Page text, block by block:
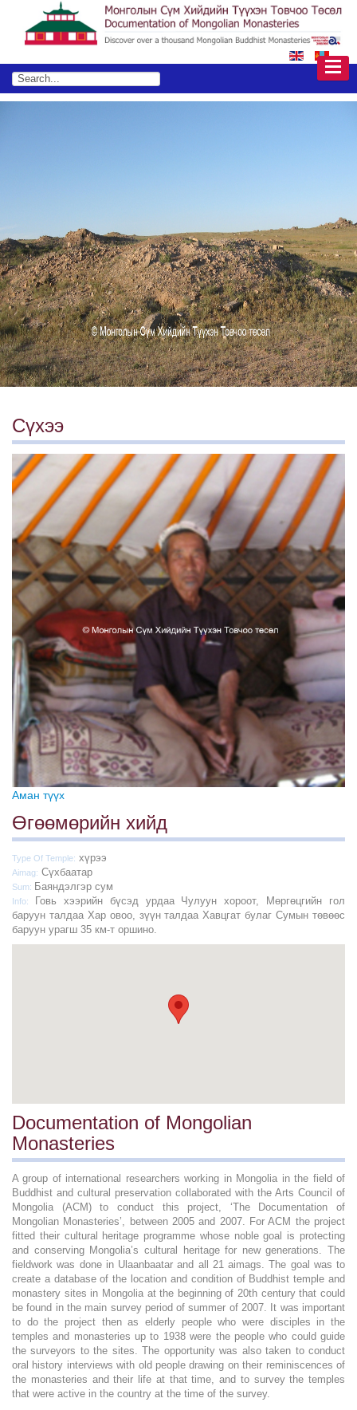
Баруун-Өмнөд талаас авсан/Өгөөмөрийн хийдийн гол д
Сүхээ
Аман түүх
Өгөөмөрийн хийд
Type Of Temple: хүрээ
Aimag: Сүхбаатар
Sum: Баяндэлгэр сум
Info:
Говь хээрийн бүсэд урдаа Чулуун хороот, Мөргөцгийн гол
баруун талдаа Хар овоо, зүүн талдаа Хавцгат булаг Сумын төвөөс
баруун урагш 35 км-т оршино.
Documentation of Mongolian
Monasteries
A group of international researchers working in Mongolia in the field of
Buddhist and cultural preservation collaborated with the Arts Council of
Mongolia (ACM) to conduct this project, ‘The Documentation of
Mongolian Monasteries’, between 2005 and 2007. For ACM the project
fitted their cultural heritage programme whose noble goal is protecting
and conserving Mongolia’s cultural heritage for new generations. The
fieldwork was done in Ulaanbaatar and all 21 aimags. The goal was to
create a database of the location and condition of Buddhist temple and
monastery sites in Mongolia at the beginning of 20th century that could
be found in the main survey period of summer of 2007. It was important
to do the project then as elderly people who were disciples in the
temples and monasteries up to 1938 were the people who could guide
the surveyors to the sites. The opportunity was also taken to conduct
oral history interviews with old people drawing on their reminiscences of
the monasteries and their life at that time, and to survey the temples
that were active in the country at the time of the survey.